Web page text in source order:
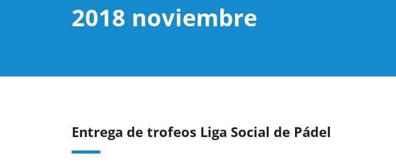
2018 noviembre
Entrega de trofeos Liga Social de Pádel